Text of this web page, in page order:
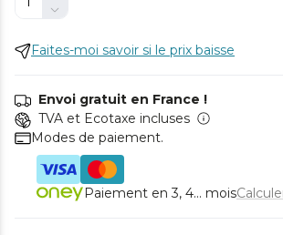
Faites-moi savoir si le prix baisse
Envoi gratuit en France !
TVA et Ecotaxe incluses
Modes de paiement.
Paiement en 3, 4... mois